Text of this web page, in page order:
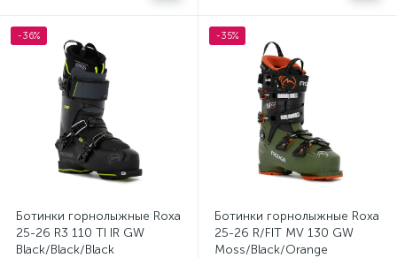
-36%
Ботинки горнолыжные Roxa
25-26 R3 110 TI IR GW
Black/Black/Black
-35%
Ботинки горнолыжные Roxa
25-26 R/FIT MV 130 GW
Moss/Black/Orange